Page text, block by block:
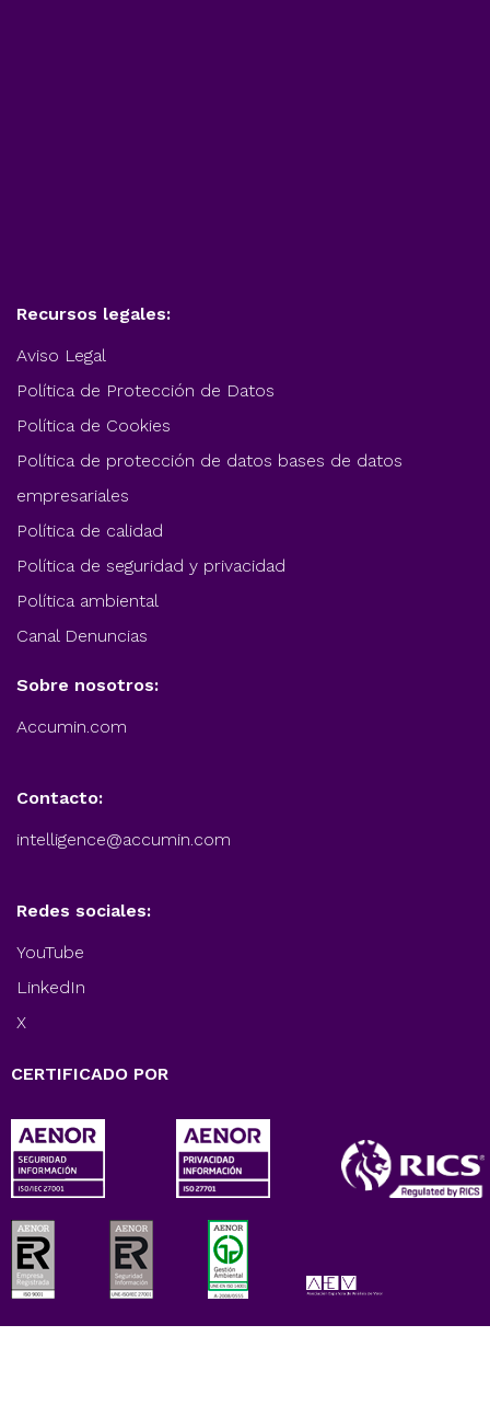
Recursos legales:
Aviso Legal
Política de Protección de Datos
Política de Cookies
Política de protección de datos bases de datos
empresariales
Política de calidad
Política de seguridad y privacidad
Política ambiental
Canal Denuncias
Sobre nosotros:
Accumin.com
Contacto:
intelligence@accumin.com
Redes sociales:
YouTube
LinkedIn
X
CERTIFICADO POR